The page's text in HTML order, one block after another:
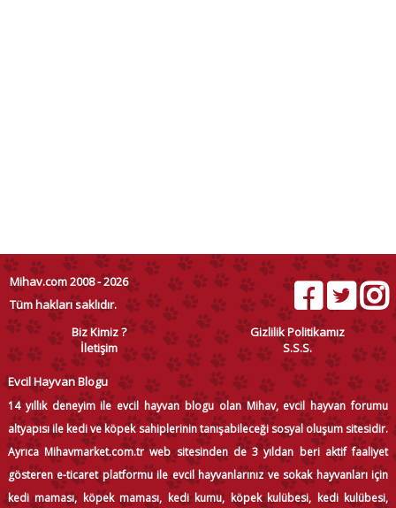
Mihav.com 2008 - 2026
Tüm hakları saklıdır.
Biz Kimiz ?
Gizlilik Politikamız
İletişim
S.S.S.
Evcil Hayvan Blogu
14 yıllık deneyim ile evcil hayvan blogu olan Mihav, evcil hayvan forumu
altyapısı ile kedi ve köpek sahiplerinin tanışabileceği sosyal oluşum sitesidir.
Ayrıca Mihavmarket.com.tr web sitesinden de 3 yıldan beri aktif faaliyet
gösteren e-ticaret platformu ile evcil hayvanlarınız ve sokak hayvanları için
kedi maması, köpek maması, kedi kumu, köpek kulübesi, kedi kulübesi,